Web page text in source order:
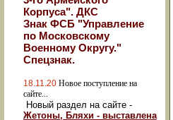
Корпуса". ДКС
Знак ФСБ "Управление
по Московскому
Военному Округу."
Спецзнак.
18.11.20 Новое поступление на
сайте...
Новый раздел на сайте -
Жетоны, Бляхи - выставлена